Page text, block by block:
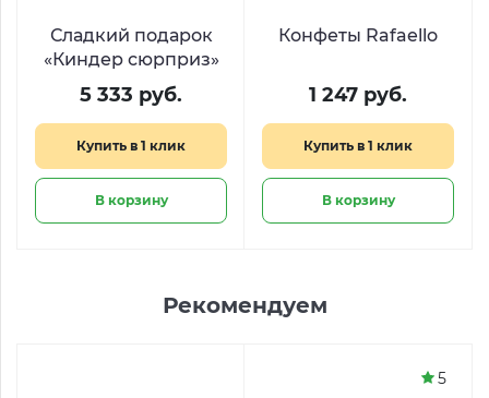
Сладкий подарок
«Киндер сюрприз»
5 333 руб.
Купить в 1 клик
В корзину
Конфеты Rafaello
1 247 руб.
Купить в 1 клик
В корзину
Рекомендуем
5